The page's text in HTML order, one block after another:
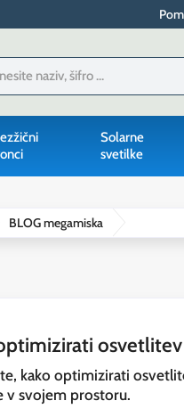
Solarne
svetilke
BLOG megamiska
kako optimizirati
v svojem prostoru.